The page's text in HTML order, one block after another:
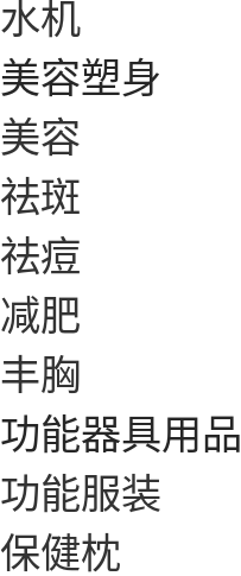
水机
美容塑身
美容
祛斑
祛痘
减肥
丰胸
功能器具用品
功能服装
保健枕